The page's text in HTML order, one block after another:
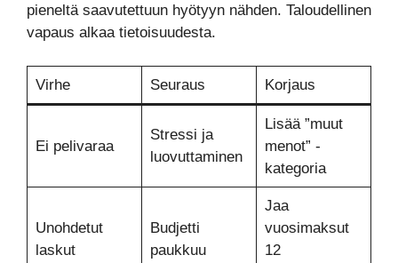
pieneltä saavutettuun hyötyyn nähden. Taloudellinen
vapaus alkaa tietoisuudesta.
Virhe Seuraus Korjaus
Ei pelivaraa
Stressi ja
luovuttaminen
Lisää ”muut
menot” -
kategoria
Unohdetut
laskut
Budjetti
paukkuu
Jaa
vuosimaksut
12